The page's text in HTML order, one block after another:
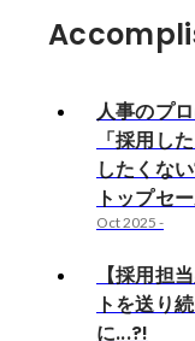
人事のプ
「採用し
したくな
トップセ
Oct 2025 -
【採用担
トを送り
に...?!